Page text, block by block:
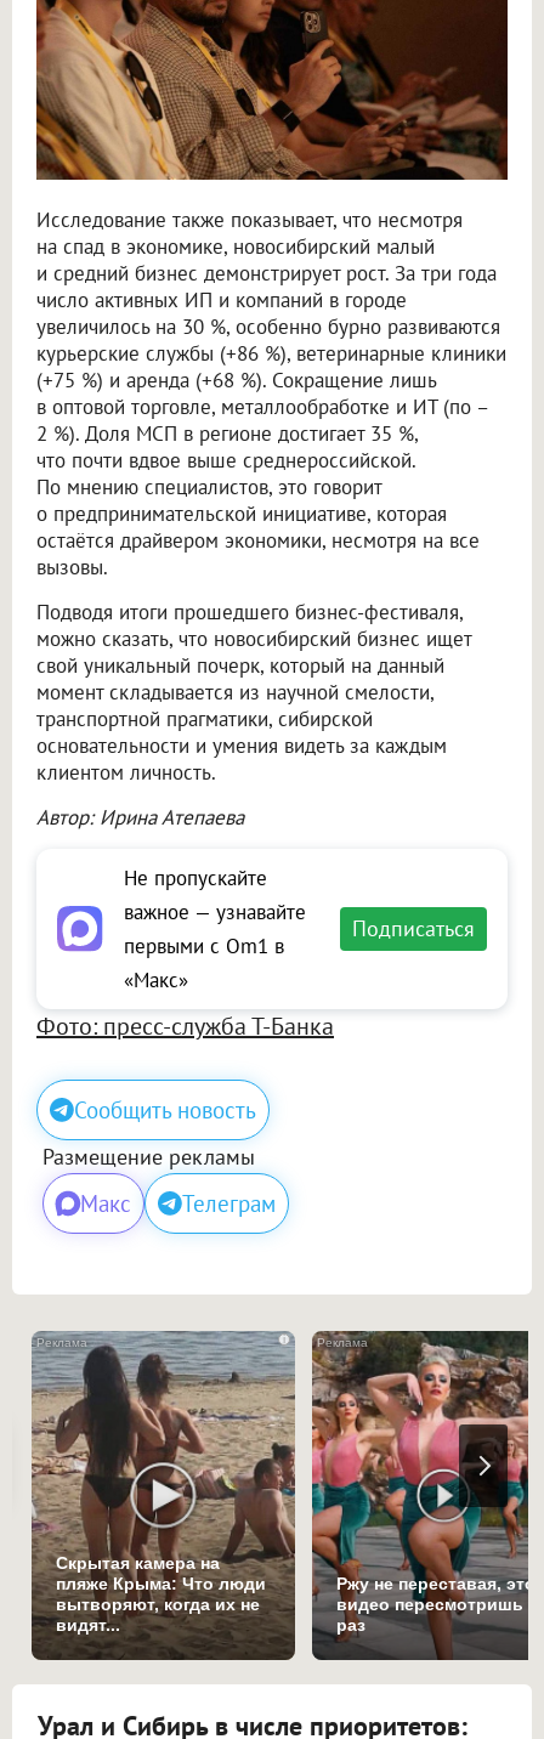
Исследование также показывает, что несмотря
на спад в экономике, новосибирский малый
и средний бизнес демонстрирует рост. За три года
число активных ИП и компаний в городе
увеличилось на 30 %, особенно бурно развиваются
курьерские службы (+86 %), ветеринарные клиники
(+75 %) и аренда (+68 %). Сокращение лишь
в оптовой торговле, металлообработке и ИТ (по –
2 %). Доля МСП в регионе достигает 35 %,
что почти вдвое выше среднероссийской.
По мнению специалистов, это говорит
о предпринимательской инициативе, которая
остаётся драйвером экономики, несмотря на все
вызовы.
Подводя итоги прошедшего бизнес-фестиваля,
можно сказать, что новосибирский бизнес ищет
свой уникальный почерк, который на данный
момент складывается из научной смелости,
транспортной прагматики, сибирской
основательности и умения видеть за каждым
клиентом личность.
Автор: Ирина Атепаева
Не пропускайте
важное — узнавайте
первыми с Om1 в
«Макс»
Подписаться
Фото: пресс-служба Т-Банка
Сообщить новость
Размещение рекламы
Макс Телеграм
i
Скрытая камера на
пляже Крыма: Что люди
вытворяют, когда их не
видят...
Ржу не переставая, это
видео пересмотришь
раз
Урал и Сибирь в числе приоритетов: